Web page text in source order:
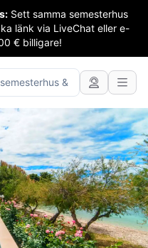
Sett samma semesterhus
länk via LiveChat eller e-
€ billigare!